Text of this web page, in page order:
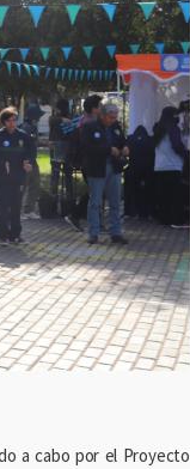
a cabo por el Proyecto